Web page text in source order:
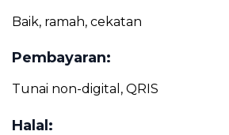
Baik, ramah, cekatan
Pembayaran:
Tunai non-digital, QRIS
Halal: